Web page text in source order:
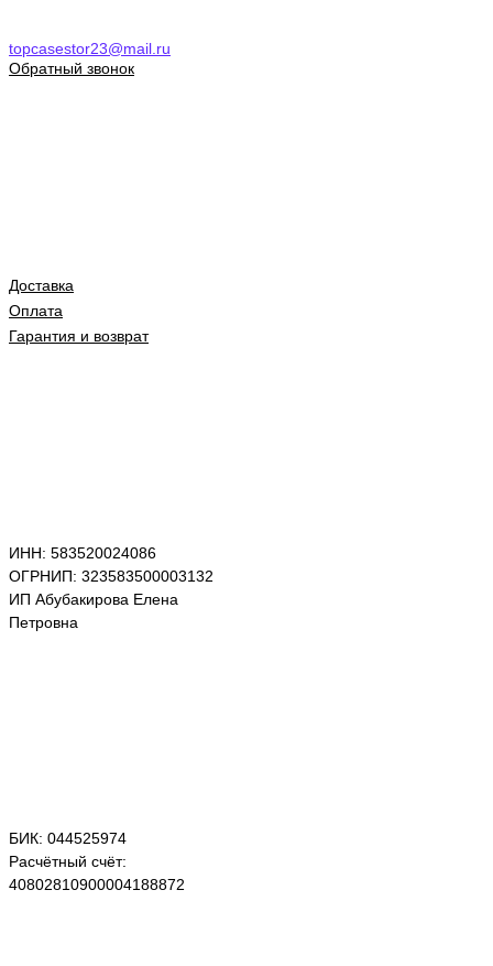
topcasestor23@mail.ru
Обратный звонок
Доставка
Оплата
Гарантия и возврат
ИНН: 583520024086
ОГРНИП: 323583500003132
ИП Абубакирова Елена
Петровна
БИК: 044525974
Расчётный счёт:
40802810900004188872